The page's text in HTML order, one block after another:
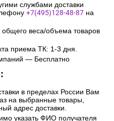
службами доставки
+7(495)128-48-87 на
общего веса/объема товаров
приема ТК: 1-3 дня.
— Бесплатно
в пределах России Вам
на выбранные товары,
адрес доставки.
указать ФИО получателя